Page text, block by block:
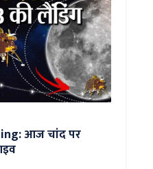
आज चांद पर